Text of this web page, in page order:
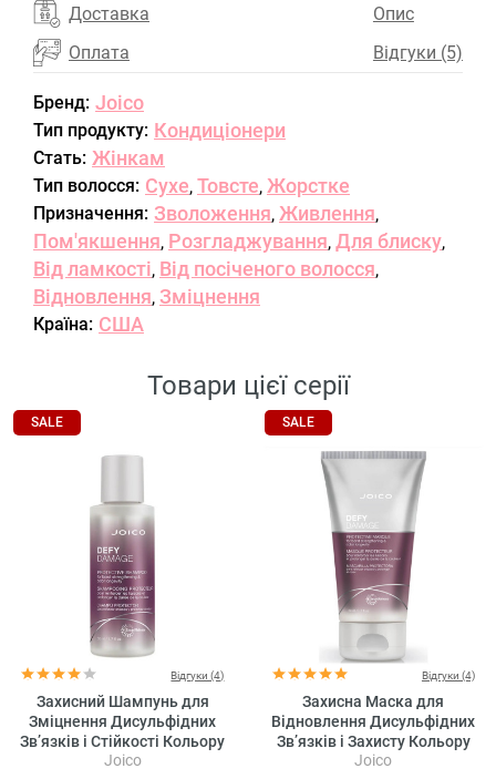
Доставка
Оплата
Опис
Відгуки (5)
Бренд: Joico
Тип продукту: Кондиціонери
Стать: Жінкам
Тип волосся: Сухе, Товсте, Жорстке
Призначення: Зволоження, Живлення,
Пом'якшення, Розгладжування, Для блиску,
Від ламкості, Від посіченого волосся,
Відновлення, Зміцнення
Країна: США
Товари цієї серії
SALE
Відгуки (4)
Захисний Шампунь для
Зміцнення Дисульфідних
Зв’язків і Стійкості Кольору
Joico Defy Damage Protective
Joico
SALE
Відгуки (4)
Захисна Маска для
Відновлення Дисульфідних
Зв’язків і Захисту Кольору
Joico Defy Damage Protective
Joico